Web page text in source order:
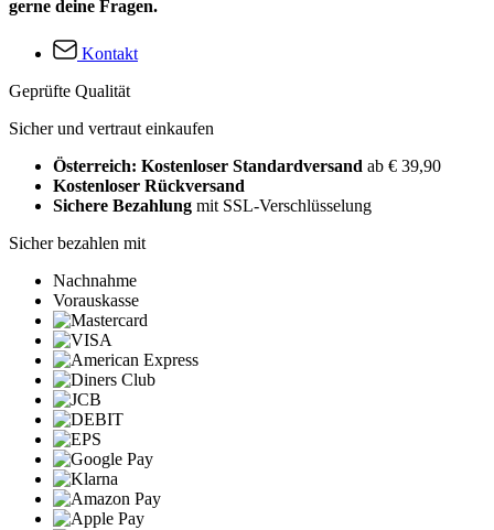
gerne deine Fragen.
Kontakt
Geprüfte Qualität
Sicher und vertraut einkaufen
Österreich: Kostenloser Standardversand ab € 39,90
Kostenloser Rückversand
Sichere Bezahlung mit SSL-Verschlüsselung
Sicher bezahlen mit
Nachnahme
Vorauskasse